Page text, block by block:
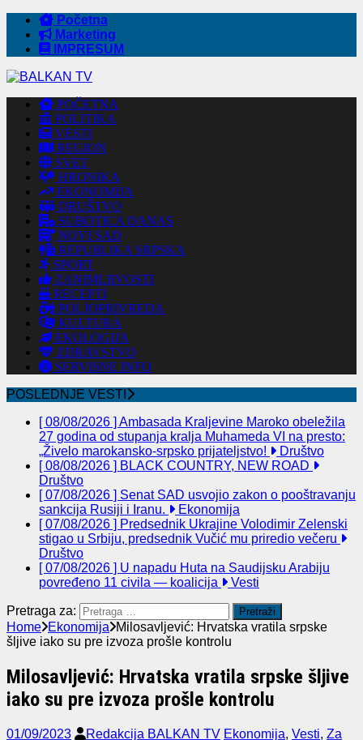
Početna
Marketing
IMPRESUM
POČETNA
POLITIKA
VESTI
REGION
SVET
HRONIKA
EKONOMIJA
DRUŠTVO
SUBOTICA DANAS
NOVI SAD
REPUBLIKA SRPSKA
SPORT
ZANIMLJIVOSTI
RECEPTI
POLJOPRIVREDA
KULTURA
EKOLOGIJA
ZDRAVSTVO
SERVISNE INFO
POSLEDNJE VESTI
[ 08/08/2026 ] Ambasada Kraljevine Maroko obeležila
27 godina od stupanja kralja Muhameda VI na presto:
„Živelo marokansko-srpsko prijateljstvo!
Društvo
[ 08/08/2026 ] BLACK COUNTRY, NEW ROAD
Društvo
[ 07/08/2026 ] Senat SAD usvojio zakon o pooštravanju
sankcija Rusiji i Iranu.
Ekonomija
[ 07/08/2026 ] Predsednik Ukrajine Volodimir Zelenski
stigao u Srbiju, predsednik Vučić mu priredio večeru
Društvo
[ 07/08/2026 ] U napadu Huta na Saudijsku Arabiju
povređeno 11 civila — koalicija
Vesti
Pretraga za:
Home Ekonomija
Milosavljević: Hrvatska vratila srpske
šljive iako su pre izvoza prošle kontrolu
Milosavljević: Hrvatska vratila srpske šljive
iako su pre izvoza prošle kontrolu
01/09/2023 Redakcija BALKAN TV Ekonomija, Vesti, Za